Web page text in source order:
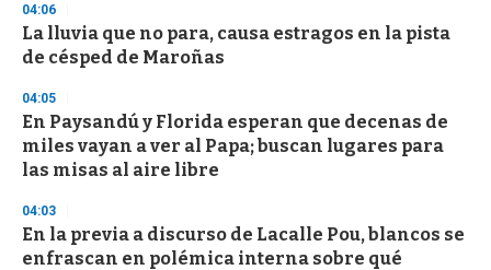
3
s
e
c
n
d
04:06
La lluvia que no para, causa estragos en la pista
de césped de Maroñas
04:05
En Paysandú y Florida esperan que decenas de
miles vayan a ver al Papa; buscan lugares para
las misas al aire libre
04:03
En la previa a discurso de Lacalle Pou, blancos se
enfrascan en polémica interna sobre qué